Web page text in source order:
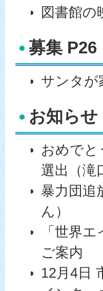
図書館の
募集 P26
サンタが
お知らせ
おめでと
選出（滝
暴力団追
ん）
「世界
ご案内
12月4日